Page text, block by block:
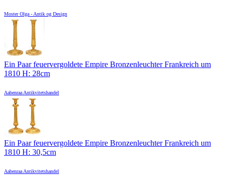
Moster Olga - Antik og Design
Ein Paar feuervergoldete Empire Bronzenleuchter Frankreich um
1810 H: 28cm
Aabenraa Antikvitetshandel
Ein Paar feuervergoldete Empire Bronzenleuchter Frankreich um
1810 H: 30,5cm
Aabenraa Antikvitetshandel